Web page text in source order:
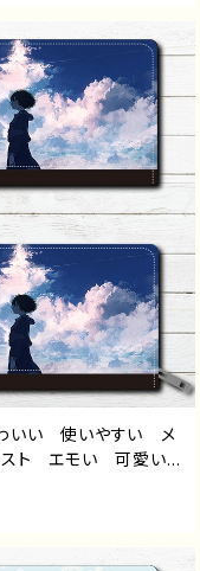
道」 作：星灯れぬ F-5
いい 使いやすい メ
ト エモい 可愛い
ゃれ服 JK 女子高
ッツスカート 黒髪
ック 個性的 おすす